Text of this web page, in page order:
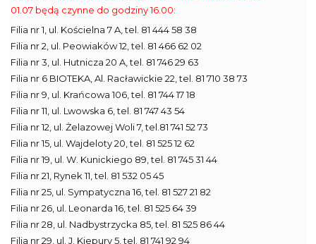
01.07 będą czynne do godziny 16.00:
Filia nr 1, ul. Kościelna 7 A, tel. 81 444 58 38
Filia nr 2, ul. Peowiaków 12, tel. 81 466 62 02
Filia nr 3, ul. Hutnicza 20 A, tel. 81 746 29 63
Filia nr 6 BIOTEKA, Al. Racławickie 22, tel. 81 710 38 73
Filia nr 9, ul. Krańcowa 106, tel. 81 744 17 18
Filia nr 11, ul. Lwowska 6, tel. 81 747 43 54
Filia nr 12, ul. Żelazowej Woli 7, tel.81 741 52 73
Filia nr 15, ul. Wajdeloty 20, tel. 81 525 12 62
Filia nr 19, ul. W. Kunickiego 89, tel. 81 745 31 44
Filia nr 21, Rynek 11, tel. 81 532 05 45
Filia nr 25, ul. Sympatyczna 16, tel. 81 527 21 82
Filia nr 26, ul. Leonarda 16, tel. 81 525 64 39
Filia nr 28, ul. Nadbystrzycka 85, tel. 81 525 86 44
Filia nr 29, ul. J. Kiepury 5, tel. 81 741 92 94